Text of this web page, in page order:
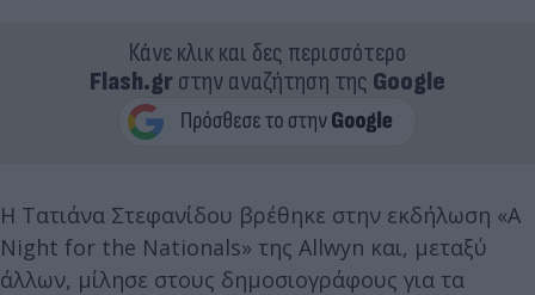
Κάνε κλικ και δες περισσότερο
Flash.grστην αναζήτηση της Google
Η Τατιάνα Στεφανίδου βρέθηκε στην εκδήλωση «A
Night for the Nationals» της Allwyn και, μεταξύ
άλλων, μίλησε στους δημοσιογράφους για τα